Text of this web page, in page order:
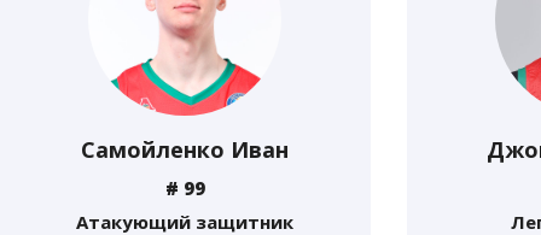
Самойленко Иван
# 99
Атакующий защитник